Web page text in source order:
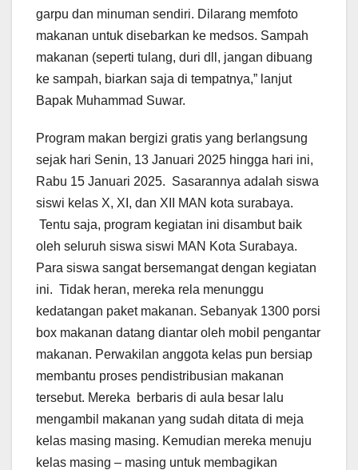
garpu dan minuman sendiri. Dilarang memfoto
makanan untuk disebarkan ke medsos. Sampah
makanan (seperti tulang, duri dll, jangan dibuang
ke sampah, biarkan saja di tempatnya,” lanjut
Bapak Muhammad Suwar.
Program makan bergizi gratis yang berlangsung
sejak hari Senin, 13 Januari 2025 hingga hari ini,
Rabu 15 Januari 2025. Sasarannya adalah siswa
siswi kelas X, XI, dan XII MAN kota surabaya.
Tentu saja, program kegiatan ini disambut baik
oleh seluruh siswa siswi MAN Kota Surabaya.
Para siswa sangat bersemangat dengan kegiatan
ini. Tidak heran, mereka rela menunggu
kedatangan paket makanan. Sebanyak 1300 porsi
box makanan datang diantar oleh mobil pengantar
makanan. Perwakilan anggota kelas pun bersiap
membantu proses pendistribusian makanan
tersebut. Mereka berbaris di aula besar lalu
mengambil makanan yang sudah ditata di meja
kelas masing masing. Kemudian mereka menuju
kelas masing – masing untuk membagikan